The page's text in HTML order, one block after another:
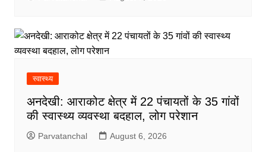
स्वास्थ्य
अनदेखी: आराकोट क्षेत्र में 22 पंचायतों के 35 गांवों
की स्वास्थ्य व्यवस्था बदहाल, लोग परेशान
Parvatanchal August 6, 2026